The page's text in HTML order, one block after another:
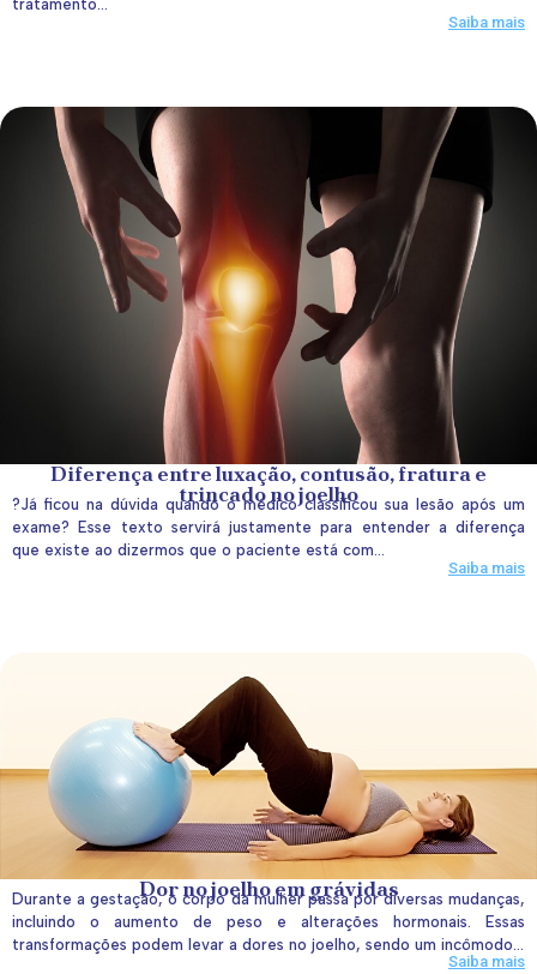
tratamento...
Saiba mais
Diferença entre luxação, contusão, fratura e
trincado no joelho
?Já ficou na dúvida quando o médico classificou sua lesão após um
exame? Esse texto servirá justamente para entender a diferença
que existe ao dizermos que o paciente está com...
Saiba mais
Dor no joelho em grávidas
Durante a gestação, o corpo da mulher passa por diversas mudanças,
incluindo o aumento de peso e alterações hormonais. Essas
transformações podem levar a dores no joelho, sendo um incômodo...
Saiba mais